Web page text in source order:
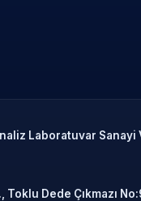
Laboratuvar Sanayi
Toklu Dede Çıkmazı